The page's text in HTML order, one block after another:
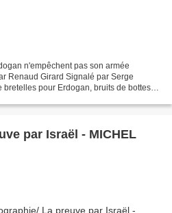
n'empêchent pas son armée
Renaud Girard Signalé par Serge
pour Erdogan, bruits de bottes
par Israël - MICHEL